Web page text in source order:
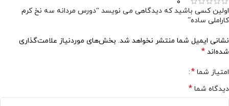
0
اولین کسی باشید که دیدگاهی می نویسد “دورس مردانه سه نخ کرم
کاراملی ساده”
نشانی ایمیل شما منتشر نخواهد شد. بخش‌های موردنیاز علامت‌گذاری
شده‌اند *
امتیاز شما *
دیدگاه شما *